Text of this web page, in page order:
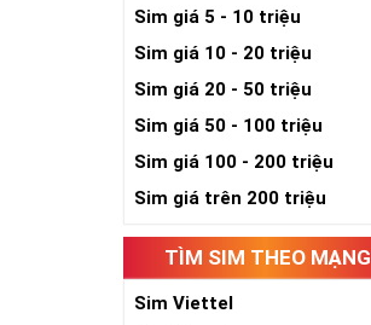
Sim giá 5 - 10 triệu
Sim giá 10 - 20 triệu
Sim giá 20 - 50 triệu
Sim giá 50 - 100 triệu
Sim giá 100 - 200 triệu
Sim giá trên 200 triệu
TÌM SIM THEO MẠNG
Sim Viettel